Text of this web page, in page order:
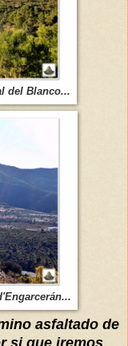
del Blanco...
asfaltado de